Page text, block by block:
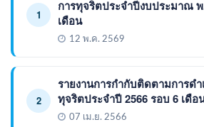
1
การทุจริตประจำปีงบประมาณ
เดือน
12 พ.ค. 2569
2
รายงานการกำกับติดตามการด
ทุจริตประจำปี 2566 รอบ 6 เดือ
07 เม.ย. 2566